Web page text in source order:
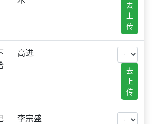
去
上
传
高进
去
上
传
李宗盛